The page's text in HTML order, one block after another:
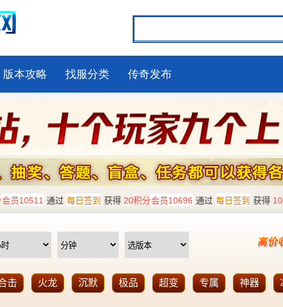
版本攻略 找服分类 传奇发布